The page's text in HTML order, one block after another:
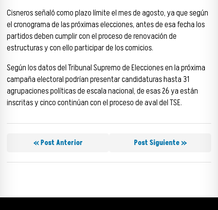
Cisneros señaló como plazo límite el mes de agosto, ya que según
el cronograma de las próximas elecciones, antes de esa fecha los
partidos deben cumplir con el proceso de renovación de
estructuras y con ello participar de los comicios.
Según los datos del Tribunal Supremo de Elecciones en la próxima
campaña electoral podrían presentar candidaturas hasta 31
agrupaciones políticas de escala nacional, de esas 26 ya están
inscritas y cinco continúan con el proceso de aval del TSE.
« Post Anterior Post Siguiente »